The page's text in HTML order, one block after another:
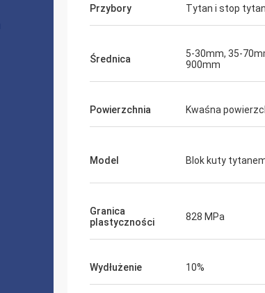
Przybory Tytan i stop
Średnica
5-30mm, 35-
900mm
Powierzchnia Kwaśna
Model Blok kuty
Granica
plastyczności
828 MPa
Wydłużenie 10%